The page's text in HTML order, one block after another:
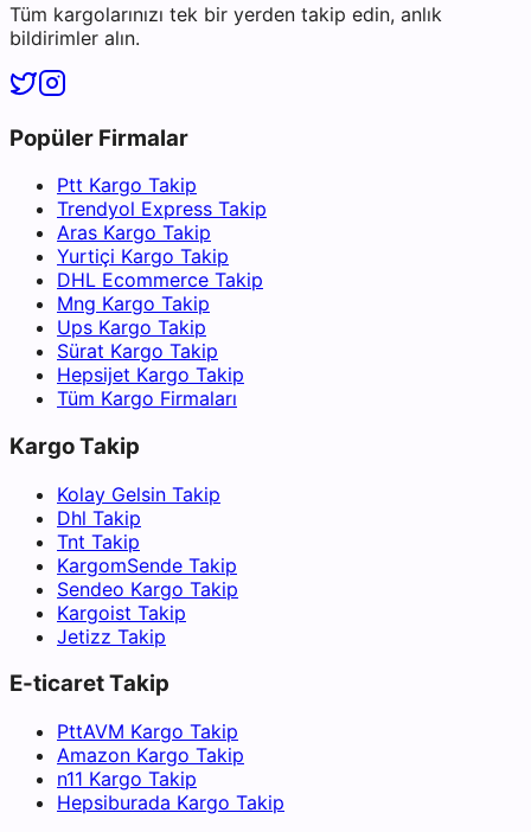
Tüm kargolarınızı tek bir yerden takip edin, anlık
bildirimler alın.
Popüler Firmalar
Ptt Kargo Takip
Trendyol Express Takip
Aras Kargo Takip
Yurtiçi Kargo Takip
DHL Ecommerce Takip
Mng Kargo Takip
Ups Kargo Takip
Sürat Kargo Takip
Hepsijet Kargo Takip
Tüm Kargo Firmaları
Kargo Takip
Kolay Gelsin Takip
Dhl Takip
Tnt Takip
KargomSende Takip
Sendeo Kargo Takip
Kargoist Takip
Jetizz Takip
E-ticaret Takip
PttAVM Kargo Takip
Amazon Kargo Takip
n11 Kargo Takip
Hepsiburada Kargo Takip